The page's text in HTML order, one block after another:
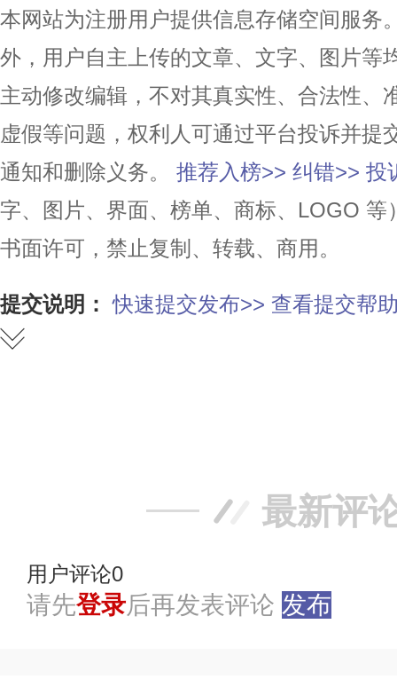
本网站为注册用户提供信息存储空间服务
外，用户自主上传的文章、文字、图片等
主动修改编辑，不对其真实性、合法性、
虚假等问题，权利人可通过平台投诉并提
通知和删除义务。
推荐入榜>> 纠错>> 投
字、图片、界面、榜单、商标、LOGO
书面许可，禁止复制、转载、商用。
提交说明： 快速提交发布>> 查看提交帮
最新评
用户评论0
请先登录后再发表评论 发布